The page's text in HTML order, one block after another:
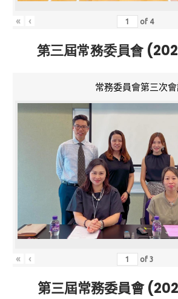
« ‹ of 4
第三屆常務委員會
常務委員會第三次
« ‹ of3
第三屆常務委員會